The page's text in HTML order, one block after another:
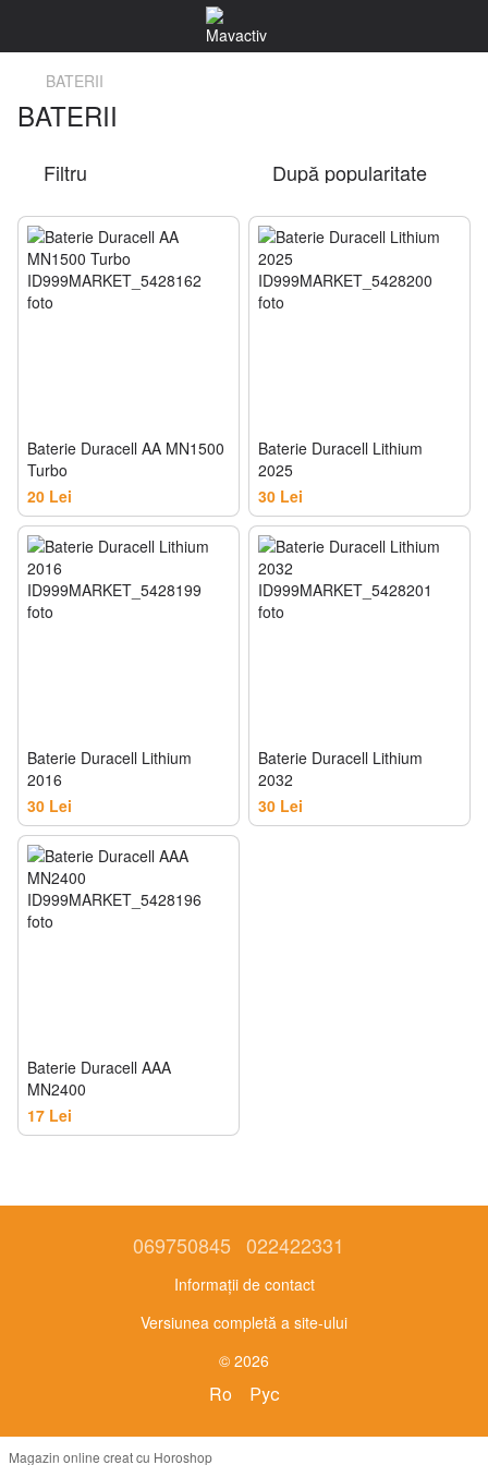
BATERII
BATERII
Filtru După popularitate
Baterie Duracell AA MN1500
Turbo
20 Lei
Baterie Duracell Lithium
2025
30 Lei
Baterie Duracell Lithium
2016
30 Lei
Baterie Duracell Lithium
2032
30 Lei
Baterie Duracell AAA
MN2400
17 Lei
069750845 022422331
Informații de contact
Versiunea completă a site-ului
© 2026
Ro Рус
Magazin online creat cu Horoshop